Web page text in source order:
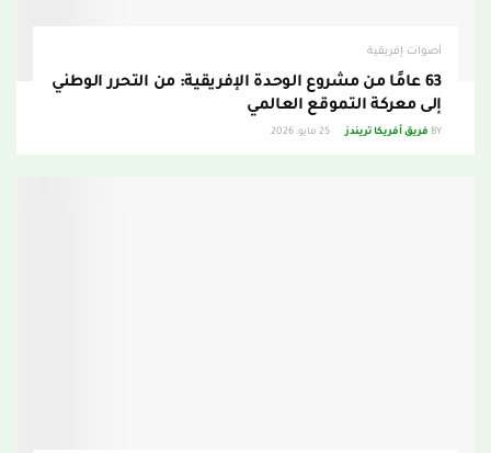
أصوات إفريقية
63 عامًا من مشروع الوحدة الإفريقية: من التحرر الوطني
إلى معركة التموقع العالمي
BY فريق أفريكا تريندز